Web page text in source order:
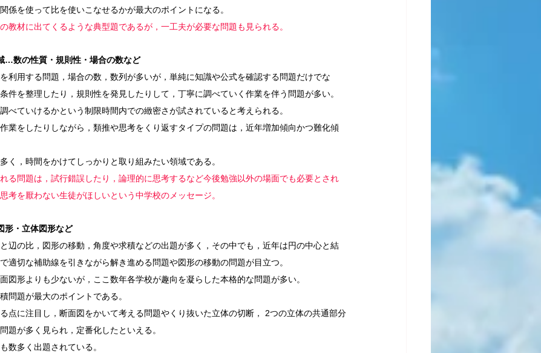
係を使って比を使いこなせるかが最大のポイントになる。
教材に出てくるような典型題であるが，一工夫が必要な問題も見られる。
…数の性質・規則性・場合の数など
利用する問題，場合の数，数列が多いが，単純に知識や公式を確認する問題だけでな
件を整理したり，規則性を発見したりして，丁寧に調べていく作業を伴う問題が多い。
べていけるかという制限時間内での緻密さが試されていると考えられる。
業をしたりしながら，類推や思考をくり返すタイプの問題は，近年増加傾向かつ難化傾
く，時間をかけてしっかりと取り組みたい領域である。
る問題は，試行錯誤したり，論理的に思考するなど今後勉強以外の場面でも必要とされ
考を厭わない生徒がほしいという中学校のメッセージ。
形・立体図形など
辺の比，図形の移動，角度や求積などの出題が多く，その中でも，近年は円の中心と結
適切な補助線を引きながら解き進める問題や図形の移動の問題が目立つ。
図形よりも少ないが，ここ数年各学校が趣向を凝らした本格的な問題が多い。
問題が最大のポイントである。
点に注目し，断面図をかいて考える問題やくり抜いた立体の切断， 2つの立体の共通部分
題が多く見られ，定番化したといえる。
数多く出題されている。